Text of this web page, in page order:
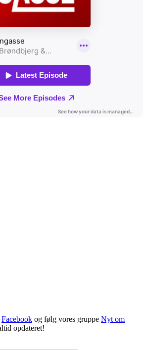
Facebook og følg vores gruppe Nyt om
opdateret!